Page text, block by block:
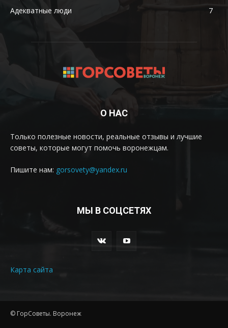
Адекватные люди
7
О НАС
Только полезные новости, реальные отзывы и лучшие
советы, которые могут помочь воронежцам.
Пишите нам: gorsovety@yandex.ru
МЫ В СОЦСЕТЯХ
Карта сайта
© ГорСоветы. Воронеж